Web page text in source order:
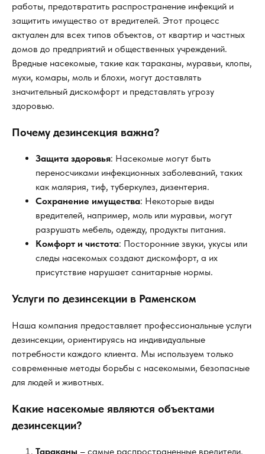
работы, предотвратить распространение инфекций и
защитить имущество от вредителей. Этот процесс
актуален для всех типов объектов, от квартир и частных
домов до предприятий и общественных учреждений.
Вредные насекомые, такие как тараканы, муравьи, клопы,
мухи, комары, моль и блохи, могут доставлять
значительный дискомфорт и представлять угрозу
здоровью.
Почему дезинсекция важна?
Защита здоровья: Насекомые могут быть
переносчиками инфекционных заболеваний, таких
как малярия, тиф, туберкулез, дизентерия.
Сохранение имущества: Некоторые виды
вредителей, например, моль или муравьи, могут
разрушать мебель, одежду, продукты питания.
Комфорт и чистота: Посторонние звуки, укусы или
следы насекомых создают дискомфорт, а их
присутствие нарушает санитарные нормы.
Услуги по дезинсекции в Раменском
Наша компания предоставляет профессиональные услуги
дезинсекции, ориентируясь на индивидуальные
потребности каждого клиента. Мы используем только
современные методы борьбы с насекомыми, безопасные
для людей и животных.
Какие насекомые являются объектами
дезинсекции?
Тараканы – самые распространенные вредители,